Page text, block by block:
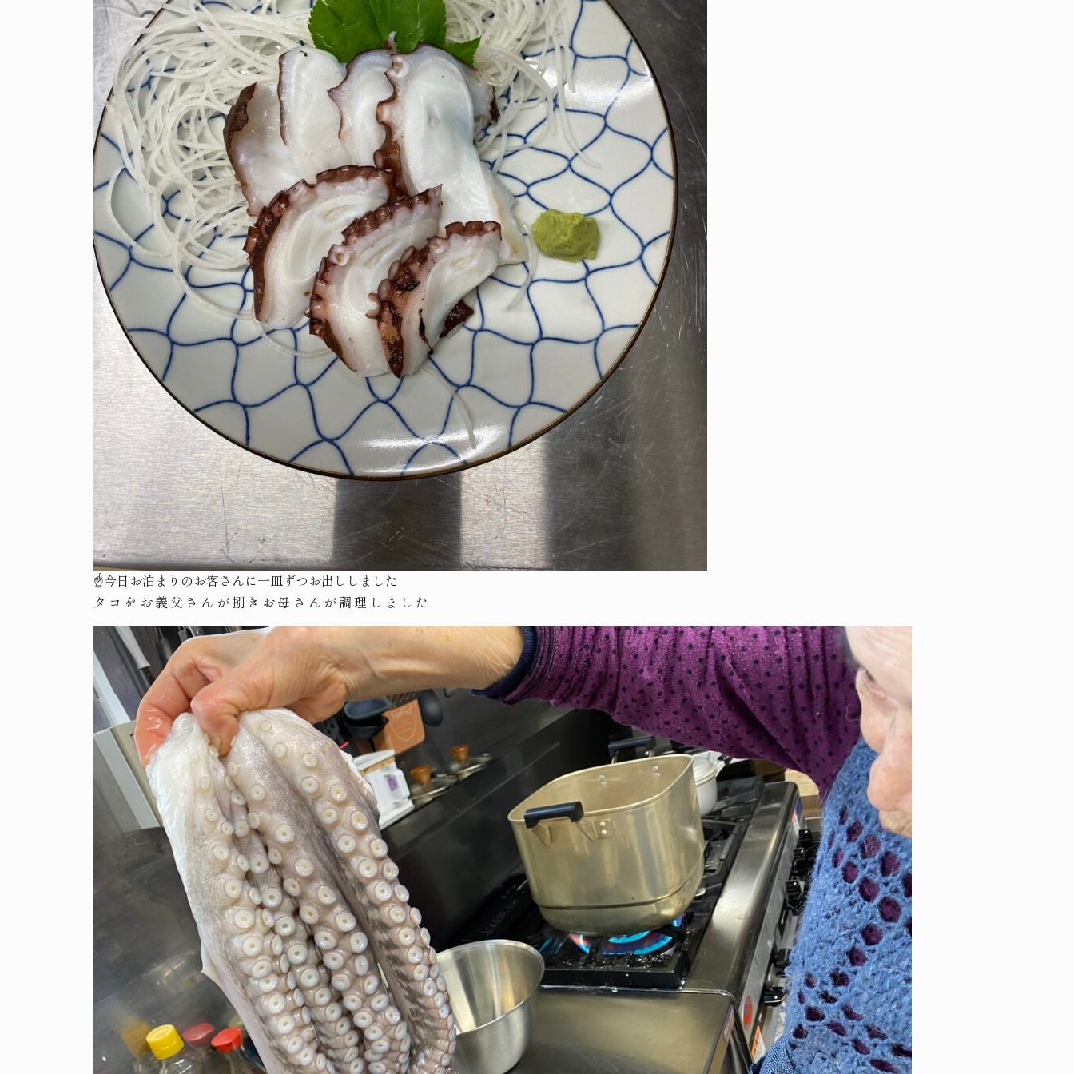
☝️今日お泊まりのお客さんに一皿ずつお出ししました
タコをお義父さんが捌きお母さんが調理しました